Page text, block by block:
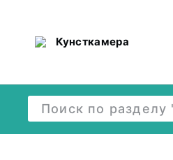
Кунсткамера